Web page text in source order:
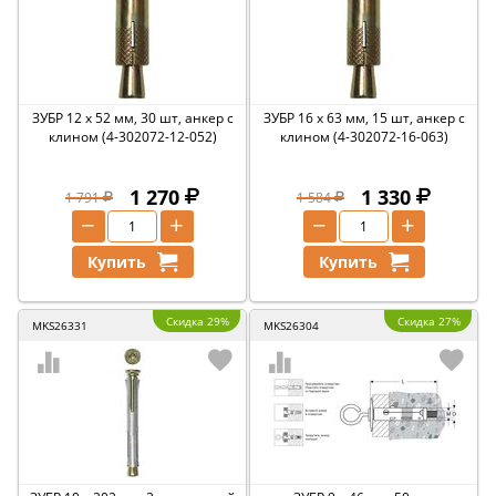
ЗУБР 12 х 52 мм, 30 шт, анкер с
клином (4-302072-12-052)
1 791 1 270
+
−
Купить
ЗУБР 16 х 63 мм, 15 шт, анкер с
клином (4-302072-16-063)
1 584 1 330
+
−
Купить
MKS26331 Скидка 29% MKS26304 Скидка 27%